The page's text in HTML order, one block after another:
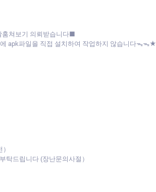
쳐보기 의뢰받습니다■
에 apk파일을 직접 설치하여 작업하지 않습니다ᯓᯓ★
탁드립니다 (장난문의사절）